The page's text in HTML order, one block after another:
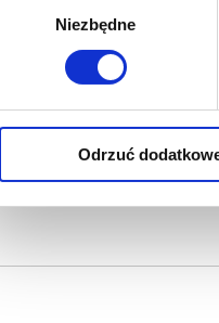
Niezbędne
Odrzuć